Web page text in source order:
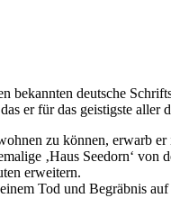
bekannten deutsche
er für das geistigste aller
zu können, erwarb er
‚Haus Seedorn‘ von
erweitern.
Tod und Begräbnis auf